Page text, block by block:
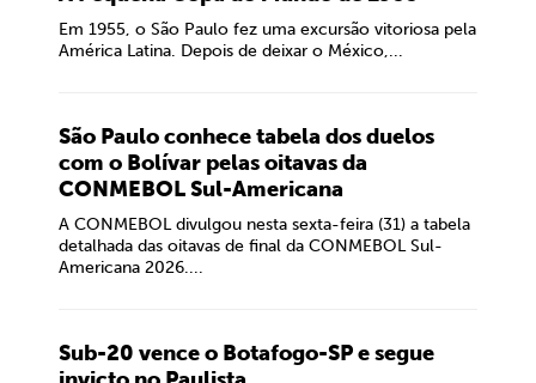
Em 1955, o São Paulo fez uma excursão vitoriosa pela
América Latina. Depois de deixar o México,...
São Paulo conhece tabela dos duelos
com o Bolívar pelas oitavas da
CONMEBOL Sul-Americana
A CONMEBOL divulgou nesta sexta-feira (31) a tabela
detalhada das oitavas de final da CONMEBOL Sul-
Americana 2026....
Sub-20 vence o Botafogo-SP e segue